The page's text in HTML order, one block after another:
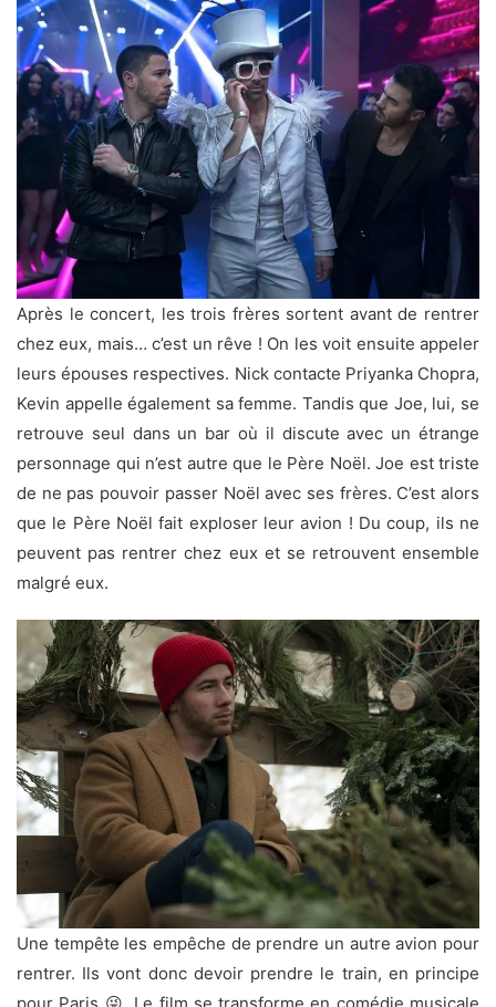
Après le concert, les trois frères sortent avant de rentrer
chez eux, mais… c’est un rêve ! On les voit ensuite appeler
leurs épouses respectives. Nick contacte Priyanka Chopra,
Kevin appelle également sa femme. Tandis que Joe, lui, se
retrouve seul dans un bar où il discute avec un étrange
personnage qui n’est autre que le Père Noël. Joe est triste
de ne pas pouvoir passer Noël avec ses frères. C’est alors
que le Père Noël fait exploser leur avion ! Du coup, ils ne
peuvent pas rentrer chez eux et se retrouvent ensemble
malgré eux.
Une tempête les empêche de prendre un autre avion pour
rentrer. Ils vont donc devoir prendre le train, en principe